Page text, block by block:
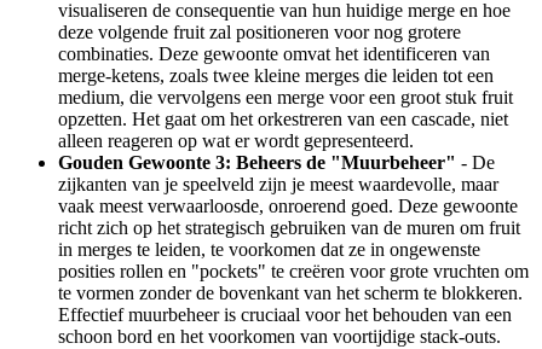
visualiseren de consequentie van hun huidige merge en hoe
deze volgende fruit zal positioneren voor nog grotere
combinaties. Deze gewoonte omvat het identificeren van
merge-ketens, zoals twee kleine merges die leiden tot een
medium, die vervolgens een merge voor een groot stuk fruit
opzetten. Het gaat om het orkestreren van een cascade, niet
alleen reageren op wat er wordt gepresenteerd.
Gouden Gewoonte 3: Beheers de "Muurbeheer" - De
zijkanten van je speelveld zijn je meest waardevolle, maar
vaak meest verwaarloosde, onroerend goed. Deze gewoonte
richt zich op het strategisch gebruiken van de muren om fruit
in merges te leiden, te voorkomen dat ze in ongewenste
posities rollen en "pockets" te creëren voor grote vruchten om
te vormen zonder de bovenkant van het scherm te blokkeren.
Effectief muurbeheer is cruciaal voor het behouden van een
schoon bord en het voorkomen van voortijdige stack-outs.